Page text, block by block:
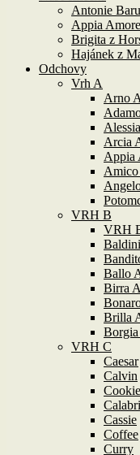
Antonie
Appia
Brigita z
Hajánek z
Odchovy
Vrh A
Arno
Arcia
Appia
VRH B
VRH
Ballo
Birra
Brilla
VRH C
Caesar
Calvin
Cookie
Cassie
Coffee
Curry